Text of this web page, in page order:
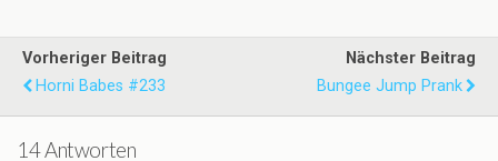
Vorheriger Beitrag
Horni Babes #233
Nächster Beitrag
Bungee Jump Prank
14 Antworten